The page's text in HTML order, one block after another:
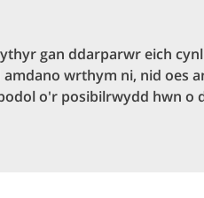
gan ddarparwr eich
wrthym ni, nid oes
o'r posibilrwydd hwn